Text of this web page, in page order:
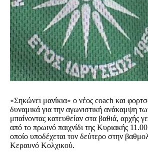
«Σηκώνει μανίκια» ο νέος coach και
δυναμικά για την αγωνιστική ανάκαμψη
μπαίνοντας κατευθείαν στα βαθιά, αρχής
από το πρωινό παιχνίδι της Κυριακής
οποίο υποδέχεται τον δεύτερο στην
Κεραυνό Κολχικού.